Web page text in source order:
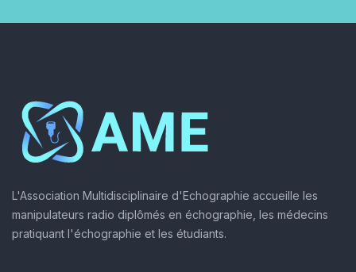
L'Association Multidisciplinaire d'Echographie accueille les
manipulateurs radio diplômés en échographie, les médecins
pratiquant l'échographie et les étudiants.